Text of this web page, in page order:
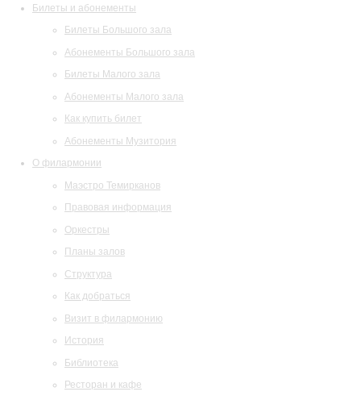
Билеты и абонементы
Билеты Большого зала
Абонементы Большого зала
Билеты Малого зала
Абонементы Малого зала
Как купить билет
Абонементы Музитория
О филармонии
Маэстро Темирканов
Правовая информация
Оркестры
Планы залов
Структура
Как добраться
Визит в филармонию
История
Библиотека
Ресторан и кафе